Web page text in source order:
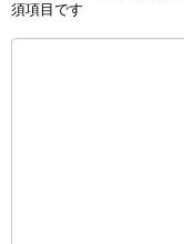
須項目です